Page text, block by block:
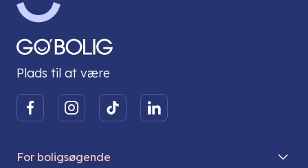
Plads til at være
For boligsøgende